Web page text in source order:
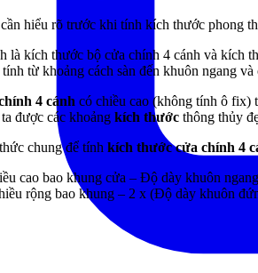
hiểu rõ trước khi tính kích thước phong
là kích thước bộ cửa chính 4 cánh và kích
tính từ khoảng cách sàn đến khuôn ngang và
4 cánh có chiều cao (không tính ô fix)
được các khoảng kích thước thông thủy
chung để tính kích thước cửa chính 4
cao bao khung cửa – Độ dày khuôn
rộng bao khung – 2 x (Độ dày khuôn